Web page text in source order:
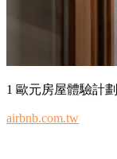
1 歐元房屋體驗計劃
airbnb.com.tw